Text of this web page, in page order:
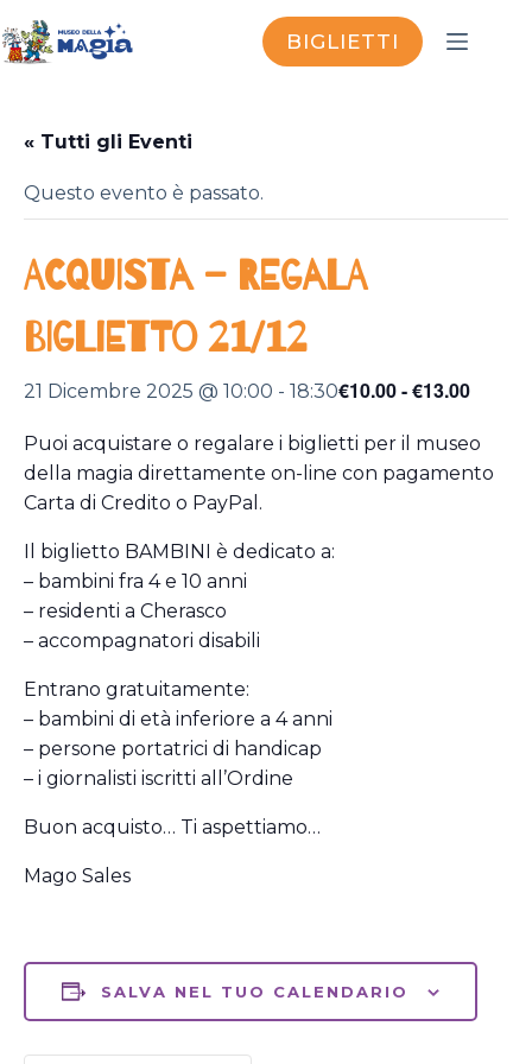
al
contenuto
BIGLIETTI
« Tutti gli Eventi
Questo evento è passato.
ACQUISTA – REGALA
BIGLIETTO 21/12
21 Dicembre 2025 @ 10:00 - 18:30€10.00 - €13.00
Puoi acquistare o regalare i biglietti per il museo
della magia direttamente on-line con pagamento
Carta di Credito o PayPal.
Il biglietto BAMBINI è dedicato a:
– bambini fra 4 e 10 anni
– residenti a Cherasco
– accompagnatori disabili
Entrano gratuitamente:
– bambini di età inferiore a 4 anni
– persone portatrici di handicap
– i giornalisti iscritti all’Ordine
Buon acquisto… Ti aspettiamo…
Mago Sales
SALVA NEL TUO CALENDARIO